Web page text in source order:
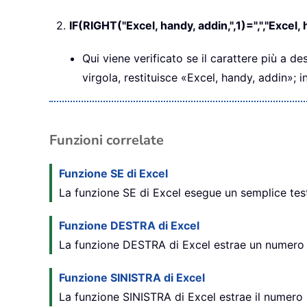
2. IF(RIGHT("Excel, handy,
Qui viene verificato se il carattere più a
virgola, restituisce «Excel, handy, addin»;
Funzioni correlate
Funzione SE di Excel
La funzione SE di Excel esegue un semplice
Funzione DESTRA di Excel
La funzione DESTRA di Excel estrae un
Funzione SINISTRA di Excel
La funzione SINISTRA di Excel estrae il